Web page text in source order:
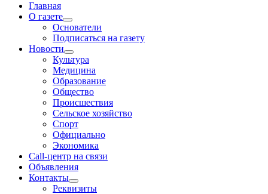
Главная
О газете
Основатели
Подписаться на газету
Новости
Культура
Медицина
Образование
Общество
Происшествия
Сельское хозяйство
Спорт
Официально
Экономика
Call-центр на связи
Объявления
Контакты
Реквизиты